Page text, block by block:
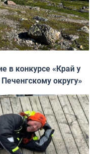
в конкурсе «Край у
округу»